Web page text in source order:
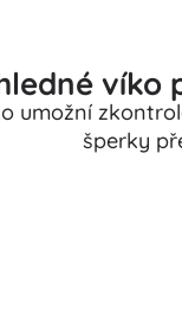
víko
umožní
šperky